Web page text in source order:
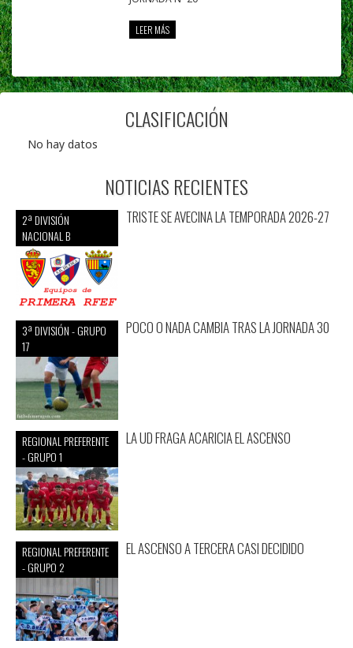
LEER MÁS
CLASIFICACIÓN
No hay datos
NOTICIAS RECIENTES
2ª DIVISIÓN
NACIONAL B
TRISTE SE AVECINA LA TEMPORADA 2026-27
3ª DIVISIÓN - GRUPO
17
POCO O NADA CAMBIA TRAS LA JORNADA 30
REGIONAL PREFERENTE
- GRUPO 1
LA UD FRAGA ACARICIA EL ASCENSO
REGIONAL PREFERENTE
- GRUPO 2
EL ASCENSO A TERCERA CASI DECIDIDO